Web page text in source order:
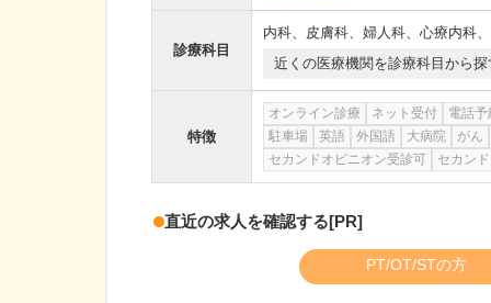
診療科目
内科、 皮膚科、 婦人科、 心療内科、
近くの医療機関を診療科目から探
特徴
オンライン診療 ネット受付 電話予
駐車場
英語 外国語 大病院 がん
セカンドオピニオン受診可
セカン
直近の求人を確認する[PR]
PT/OT/STの方